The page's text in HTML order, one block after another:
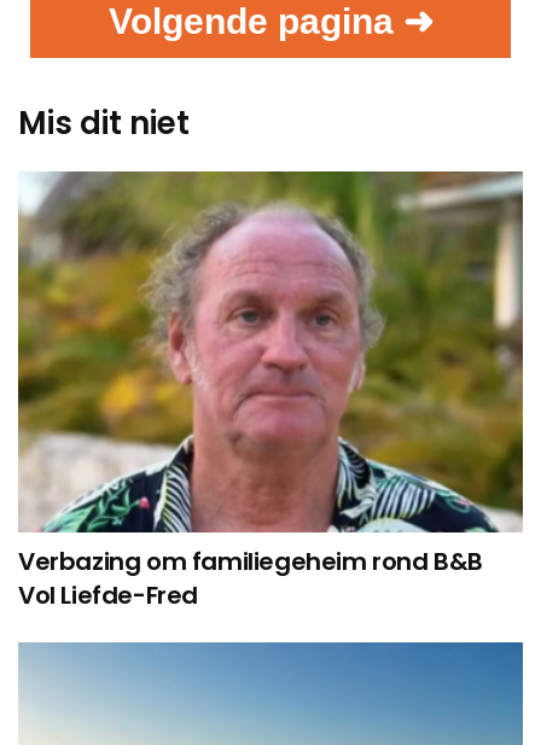
Volgende pagina ➜
Mis dit niet
Verbazing om familiegeheim rond B&B
Vol Liefde-Fred